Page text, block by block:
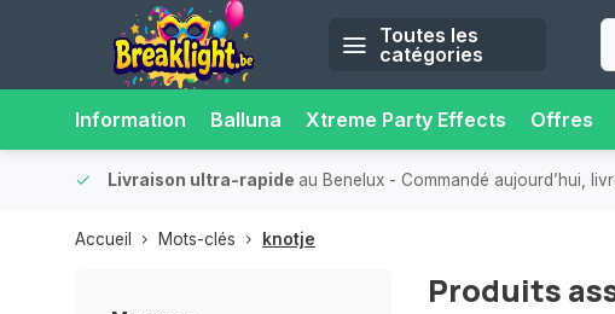
Toutes les
catégories
Information Balluna Xtreme Party Effects Offres
Livraison ultra-rapide au Benelux - Commandé aujourd’hui,
Accueil Mots-clés knotje
Produits